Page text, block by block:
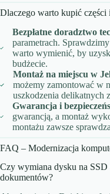
Dlaczego warto kupić
Bezpłatne doradztwo
parametrach.
warto wymienić, by
budżecie.
Montaż na miejscu w
możemy zamontować w
uszkodzenia delikatnych
Gwarancja i
gwarancją, a montaż
montażu zawsze
FAQ – Modernizacja
Czy wymiana dysku na
dokumentów?